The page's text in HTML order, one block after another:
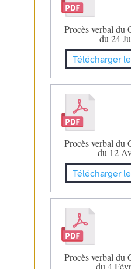
Procès verbal du
du 24
Télécharger
Procès verbal du
du 12
Télécharger
Procès verbal du
du 4